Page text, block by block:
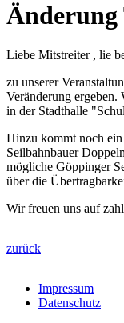
Änderung
Liebe Mitstreiter , lie
zu unserer
Veränderung
in der Stadthalle
Hinzu kommt noch
Seilbahnbauer
mögliche Göppinger
über die
Wir freuen uns auf
zurück
Impressum
Datenschutz